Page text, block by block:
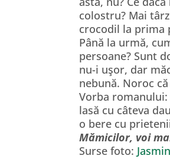
colostru? Mai
crocodil la prima
Până la urmă,
persoane? Sunt
nu-i uşor, dar
nebună. Noroc
Vorba romanului:
lasă cu câteva
o bere cu
Mămicilor, voi
Surse foto: